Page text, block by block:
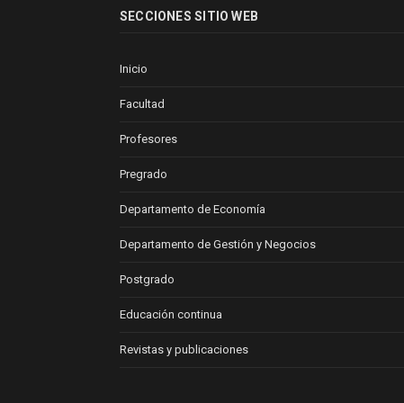
SECCIONES SITIO WEB
Inicio
Facultad
Profesores
Pregrado
Departamento de Economía
Departamento de Gestión y Negocios
Postgrado
Educación continua
Revistas y publicaciones